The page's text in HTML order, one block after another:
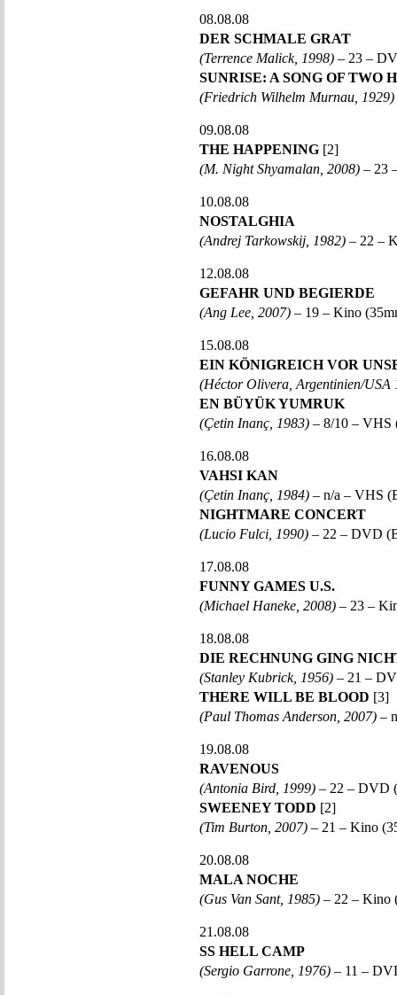
08.08.08
DER SCHMALE GRAT
(Terrence Malick, 1998) – 23 –
SUNRISE: A SONG OF TWO
(Friedrich Wilhelm Murnau, 1929)
09.08.08
THE HAPPENING [2]
(M. Night Shyamalan, 2008) – 23
10.08.08
NOSTALGHIA
(Andrej Tarkowskij, 1982) – 22 –
12.08.08
GEFAHR UND BEGIERDE
(Ang Lee, 2007) – 19 – Kino
15.08.08
EIN KÖNIGREICH VOR
(Héctor Olivera, Argentinien/USA
EN BÜYÜK YUMRUK
(Çetin Inanç, 1983) – 8/10 – VHS
16.08.08
VAHSI KAN
(Çetin Inanç, 1984) – n/a – VHS
NIGHTMARE CONCERT
(Lucio Fulci, 1990) – 22 – DVD
17.08.08
FUNNY GAMES U.S.
(Michael Haneke, 2008) – 23 –
18.08.08
DIE RECHNUNG GING
(Stanley Kubrick, 1956) – 21 –
THERE WILL BE BLOOD [3]
(Paul Thomas Anderson, 2007) –
19.08.08
RAVENOUS
(Antonia Bird, 1999) – 22 – DVD
SWEENEY TODD [2]
(Tim Burton, 2007) – 21 – Kino
20.08.08
MALA NOCHE
(Gus Van Sant, 1985) – 22 – Kino
21.08.08
SS HELL CAMP
(Sergio Garrone, 1976) – 11 –